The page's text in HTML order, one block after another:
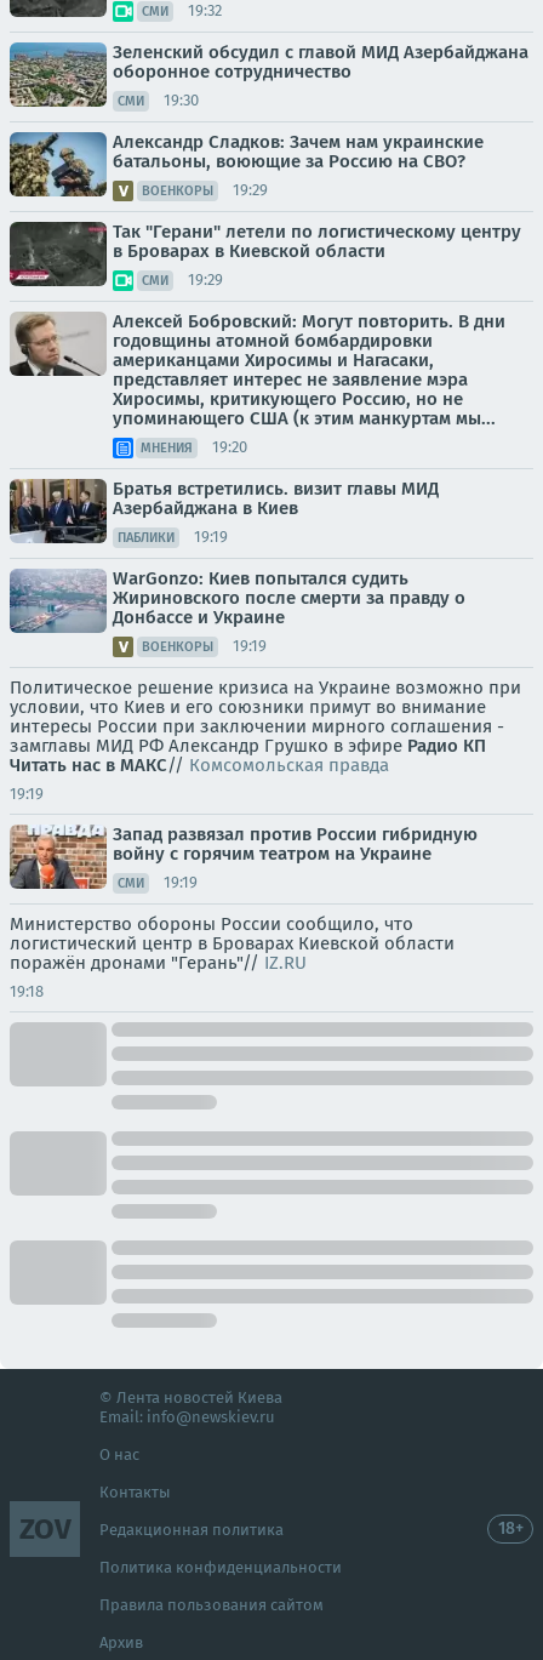
СМИ 19:32
Зеленский обсудил с главой МИД Азербайджана
оборонное сотрудничество
СМИ 19:30
Александр Сладков: Зачем нам украинские
батальоны, воюющие за Россию на СВО?
ВОЕНКОРЫ 19:29
Так "Герани" летели по логистическому центру
в Броварах в Киевской области
СМИ 19:29
Алексей Бобровский: Могут повторить. В дни
годовщины атомной бомбардировки
американцами Хиросимы и Нагасаки,
представляет интерес не заявление мэра
Хиросимы, критикующего Россию, но не
упоминающего США (к этим манкуртам мы...
МНЕНИЯ 19:20
Братья встретились. визит главы МИД
Азербайджана в Киев
ПАБЛИКИ 19:19
WarGonzo: Киев попытался судить
Жириновского после смерти за правду о
Донбассе и Украине
ВОЕНКОРЫ 19:19
Политическое решение кризиса на Украине возможно при
условии, что Киев и его союзники примут во внимание
интересы России при заключении мирного соглашения -
замглавы МИД РФ Александр Грушко в эфире Радио КП
Читать нас в МАКС// Комсомольская правда
19:19
Запад развязал против России гибридную
войну с горячим театром на Украине
СМИ 19:19
Министерство обороны России сообщило, что
логистический центр в Броварах Киевской области
поражён дронами "Герань"// IZ.RU
19:18
ZOV
© Лента новостей Киева
Email: info@newskiev.ru
О нас
Контакты
Редакционная политика
Политика конфиденциальности
Правила пользования сайтом
Архив
18+